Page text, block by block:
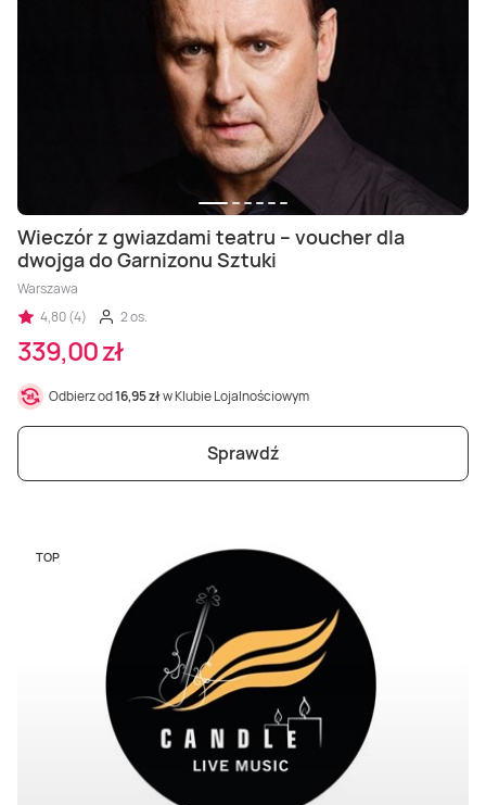
Wieczór z gwiazdami teatru – voucher dla
dwojga do Garnizonu Sztuki
Warszawa
4,80 (4)
2 os.
339,00 zł
Odbierz od16,95 złw Klubie Lojalnościowym
Sprawdź
TOP